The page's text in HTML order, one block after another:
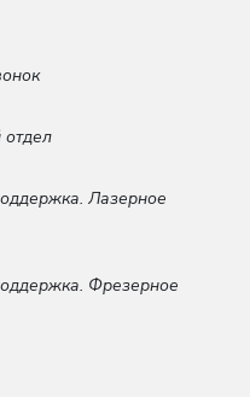
Лазерное
Фрезерное